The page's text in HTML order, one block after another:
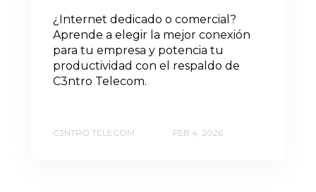
¿Internet dedicado o comercial?
Aprende a elegir la mejor conexión
para tu empresa y potencia tu
productividad con el respaldo de
C3ntro Telecom.
C3NTRO TELECOM FEB 4, 2026